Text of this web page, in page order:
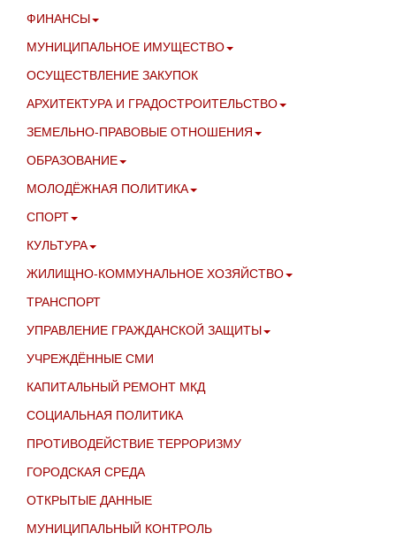
ФИНАНСЫ
МУНИЦИПАЛЬНОЕ ИМУЩЕСТВО
ОСУЩЕСТВЛЕНИЕ ЗАКУПОК
АРХИТЕКТУРА И ГРАДОСТРОИТЕЛЬСТВО
ЗЕМЕЛЬНО-ПРАВОВЫЕ ОТНОШЕНИЯ
ОБРАЗОВАНИЕ
МОЛОДЁЖНАЯ ПОЛИТИКА
СПОРТ
КУЛЬТУРА
ЖИЛИЩНО-КОММУНАЛЬНОЕ ХОЗЯЙСТВО
ТРАНСПОРТ
УПРАВЛЕНИЕ ГРАЖДАНСКОЙ ЗАЩИТЫ
УЧРЕЖДЁННЫЕ СМИ
КАПИТАЛЬНЫЙ РЕМОНТ МКД
СОЦИАЛЬНАЯ ПОЛИТИКА
ПРОТИВОДЕЙСТВИЕ ТЕРРОРИЗМУ
ГОРОДСКАЯ СРЕДА
ОТКРЫТЫЕ ДАННЫЕ
МУНИЦИПАЛЬНЫЙ КОНТРОЛЬ